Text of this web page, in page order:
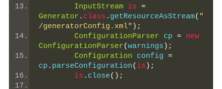
InputStream is =
Generator . class . getResourceAsStream( "
/generatorConfig.xml" );
ConfigurationParser cp = new
ConfigurationParser(warnings );
Configuration config =
cp . parseConfiguration( is );
is . close();